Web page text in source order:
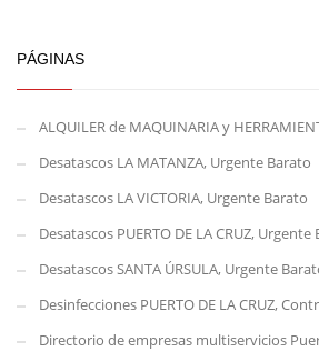
PÁGINAS
ALQUILER de MAQUINARIA y
Desatascos LA MATANZA, Urgente Barato
Desatascos LA VICTORIA, Urgente Barato
Desatascos PUERTO DE LA CRUZ, Urgente
Desatascos SANTA ÚRSULA, Urgente
Desinfecciones PUERTO DE LA CRUZ,
Directorio de empresas multiservicios